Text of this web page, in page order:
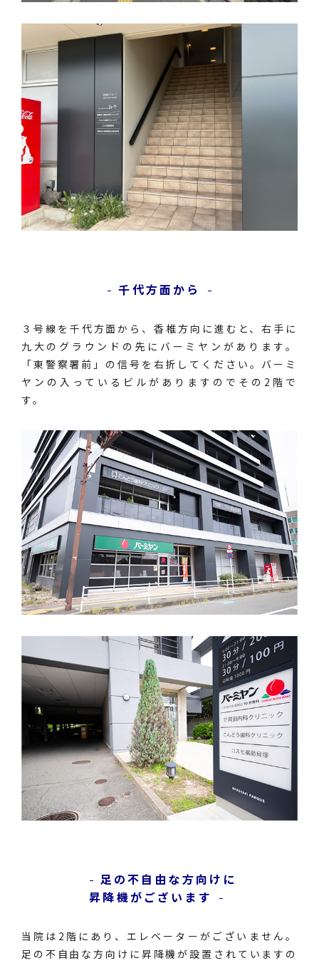
千代方面から
３号線を千代方面から、香椎方向に進むと、右手に
九大のグラウンドの先にバーミヤンがあります。
「東警察署前」の信号を右折してください。バーミ
ヤンの入っているビルがありますのでその2階で
す。
足の不自由な方向けに
昇降機がございます
当院は2階にあり、エレベーターがございません。
足の不自由な方向けに昇降機が設置されていますの